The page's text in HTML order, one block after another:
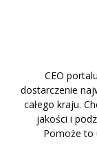
CEO
dostarczenie
całego kraju.
jakości i
Pomoże to